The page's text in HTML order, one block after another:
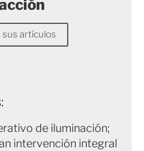
artículos
de iluminación;
intervención integral